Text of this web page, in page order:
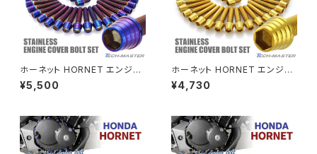
CRF250 RALLY
CRF250L
CRF250M
FTR223
W650
W800
Z250
キックペダルカバー
ドライブチェーンアジャスターボルトカバー
チェーンアジャスター
ホーネット HORNET エンジン
カバー クランクケース ボルト 2
8本セット ステンレス製 ホンダ
¥5,500
ホーネット HORNET エンジン
カバー クランクケース ボルト 2
8本セット ステンレス製 ホンダ
¥4,730